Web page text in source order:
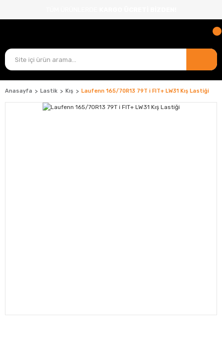
Anasayfa Lastik Kış Laufenn 165/70R13 79T i FIT+ LW31 Kış Lastiği